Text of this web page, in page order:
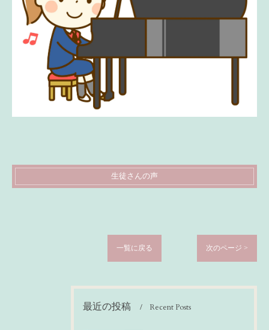
生徒さんの声
一覧に戻る 次のページ >
最近の投稿 Recent Posts